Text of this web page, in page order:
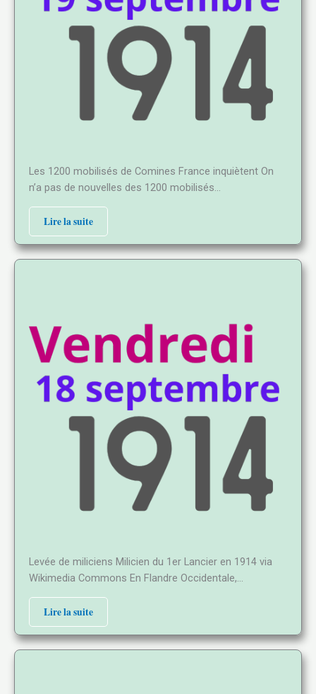
Les 1200 mobilisés de Comines France inquiètent On
n’a pas de nouvelles des 1200 mobilisés…
Lire la suite
Levée de miliciens Milicien du 1er Lancier en 1914 via
Wikimedia Commons En Flandre Occidentale,…
Lire la suite